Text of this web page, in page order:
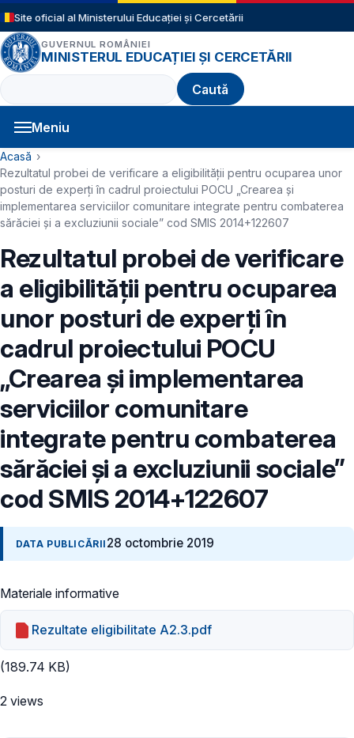
Sari la conținutul principal
Site oficial al Ministerului Educației și Cercetării
GUVERNUL ROMÂNIEI
MINISTERUL EDUCAȚIEI ȘI CERCETĂRII
Caută
Meniu
Navigație principală
Cale de navigare
Acasă
Rezultatul probei de verificare a eligibilității pentru ocuparea unor
posturi de experți în cadrul proiectului POCU „Crearea și
implementarea serviciilor comunitare integrate pentru combaterea
sărăciei și a excluziunii sociale” cod SMIS 2014+122607
Rezultatul probei de verificare
a eligibilității pentru ocuparea
unor posturi de experți în
cadrul proiectului POCU
„Crearea și implementarea
serviciilor comunitare
integrate pentru combaterea
sărăciei și a excluziunii sociale”
cod SMIS 2014+122607
DATA PUBLICĂRII 28 octombrie 2019
Materiale informative
Rezultate eligibilitate A2.3.pdf
(189.74 KB)
2 views